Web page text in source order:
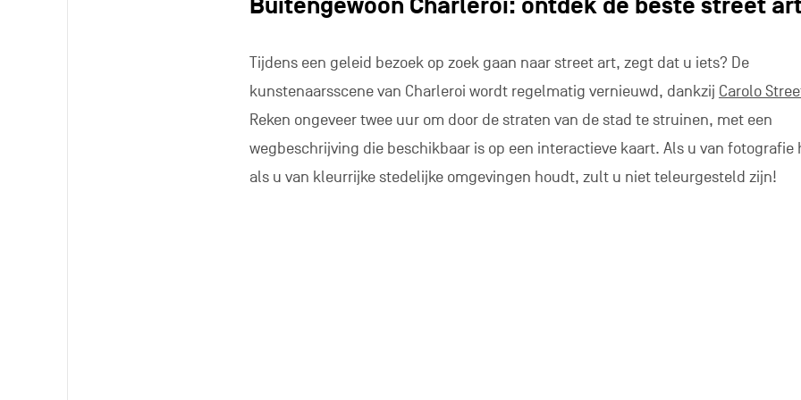
Buitengewoon Charleroi: ontdek de beste street
Tijdens een geleid bezoek op zoek gaan naar street art, zegt dat u iets? De
kunstenaarsscene van Charleroi wordt regelmatig vernieuwd, dankzij Carolo
Reken ongeveer twee uur om door de straten van de stad te struinen, met een
wegbeschrijving die beschikbaar is op een interactieve kaart. Als u van fotografie
als u van kleurrijke stedelijke omgevingen houdt, zult u niet teleurgesteld zijn!